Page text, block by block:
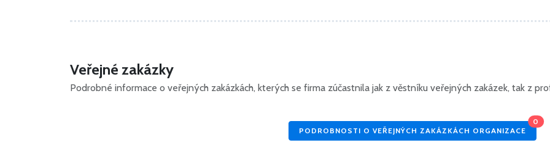
Veřejné zakázky
Podrobné informace o veřejných zakázkách, kterých se firma zúčastnila jak z věstníku veřejných zakázek, tak z
PODROBNOSTI O VEŘEJNÝCH ZAKÁZKÁCH ORGANIZACE
0